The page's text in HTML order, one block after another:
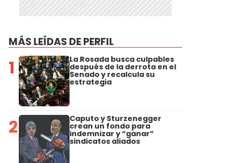
MÁS LEÍDAS DE PERFIL
1 La Rosada busca culpables
después de la derrota en el
Senado y recalcula su
estrategia
2 Caputo y Sturzenegger
crean un fondo para
indemnizar y “ganar”
sindicatos aliados